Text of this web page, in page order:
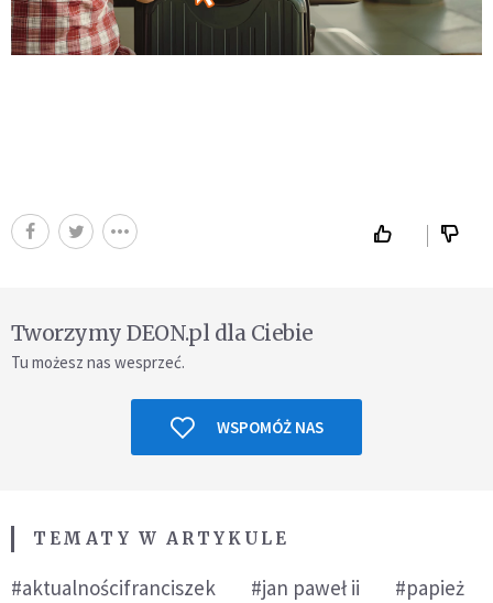
Tworzymy DEON.pl dla Ciebie
Tu możesz nas wesprzeć.
WSPOMÓŻ NAS
TEMATY W ARTYKULE
#aktualnościfranciszek #jan paweł ii
#papież